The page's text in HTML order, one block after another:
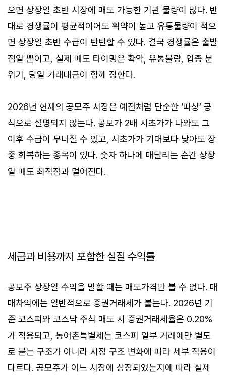
으면 상장일 초반 시장에 매도 가능한 기관 물량이 많다. 반
대로 경쟁률이 평균적이어도 확약이 높고 유통물량이 적으
면 상장일 초반 수급이 탄탄할 수 있다. 결국 경쟁률은 출발
점일 뿐이고, 실제 매도 타이밍은 확약, 유통물량, 업종 분
위기, 당일 거래대금이 함께 정한다.
2026년 현재의 공모주 시장은 예전처럼 단순한 ‘따상’ 공
식으로 설명되지 않는다. 공모가 2배 시초가가 나와도 그
이후 수급이 무너질 수 있고, 시초가가 기대보다 낮아도 장
중 회복하는 종목이 있다. 숫자 하나에 매달리는 순간 상장
일 매도 최적점과 멀어진다.
세금과 비용까지 포함한 실질 수익률
공모주 상장일 수익을 말할 때는 매도가격만 볼 수 없다. 매
매차익에는 일반적으로 증권거래세가 붙는다. 2026년 기
준 코스피와 코스닥 주식 매도 시 증권거래세율은 0.20%
가 적용되고, 농어촌특별세는 코스피 일부 거래에만 별도
로 붙는 구조가 아니라 시장 구조 변화에 따라 세부 적용이
다르다. 공모주가 어느 시장에 상장되었는지에 따라 실제